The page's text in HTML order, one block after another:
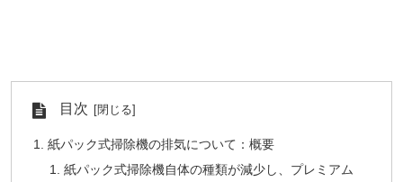
目次
紙パック式掃除機の排気について：概要
紙パック式掃除機自体の種類が減少し、プレミアム